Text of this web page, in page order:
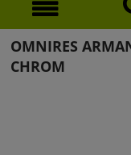
OMNIRES
CHROM